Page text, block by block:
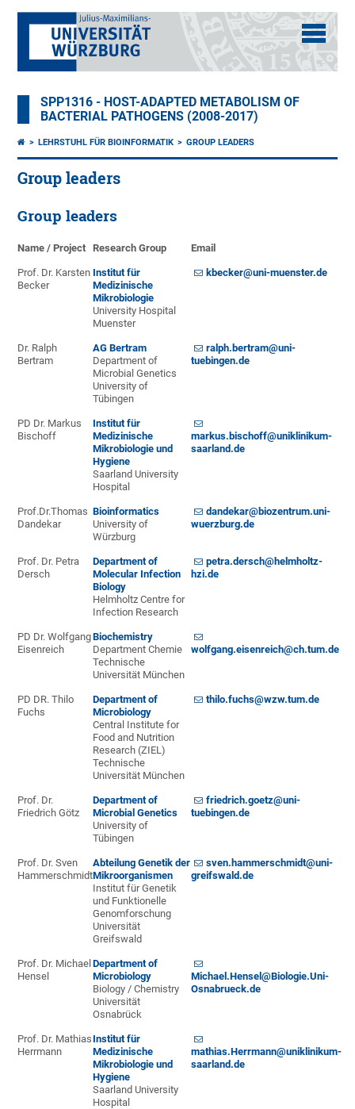
SPP1316 - HOST-ADAPTED METABOLISM OF
BACTERIAL PATHOGENS (2008-2017)
LEHRSTUHL FÜR BIOINFORMATIK GROUP LEADERS
Group leaders
Group leaders
Name / Project Research Group Email
Prof. Dr. Karsten
Becker
Institut für
Medizinische
Mikrobiologie
University Hospital
Muenster
kbecker@uni-muenster.de
Dr. Ralph
Bertram
AG Bertram
Department of
Microbial Genetics
University of
Tübingen
ralph.bertram@uni-
tuebingen.de
PD Dr. Markus
Bischoff
Institut für
Medizinische
Mikrobiologie und
Hygiene
Saarland University
Hospital
markus.bischoff@uniklinikum-
saarland.de
Prof.Dr.Thomas
Dandekar
Bioinformatics
University of
Würzburg
dandekar@biozentrum.uni-
wuerzburg.de
Prof. Dr. Petra
Dersch
Department of
Molecular Infection
Biology
Helmholtz Centre for
Infection Research
petra.dersch@helmholtz-
hzi.de
PD Dr. Wolfgang
Eisenreich
Biochemistry
Department Chemie
Technische
Universität München
wolfgang.eisenreich@ch.tum.de
PD DR. Thilo
Fuchs
Department of
Microbiology
Central Institute for
Food and Nutrition
Research (ZIEL)
Technische
Universität München
thilo.fuchs@wzw.tum.de
Prof. Dr.
Friedrich Götz
Department of
Microbial Genetics
University of
Tübingen
friedrich.goetz@uni-
tuebingen.de
Prof. Dr. Sven
Hammerschmidt
Abteilung Genetik der
Mikroorganismen
Institut für Genetik
und Funktionelle
Genomforschung
Universität
Greifswald
sven.hammerschmidt@uni-
greifswald.de
Prof. Dr. Michael
Hensel
Department of
Microbiology
Biology / Chemistry
Universität
Osnabrück
Michael.Hensel@Biologie.Uni-
Osnabrueck.de
Prof. Dr. Mathias
Herrmann
Institut für
Medizinische
Mikrobiologie und
Hygiene
Saarland University
Hospital
mathias.Herrmann@uniklinikum-
saarland.de